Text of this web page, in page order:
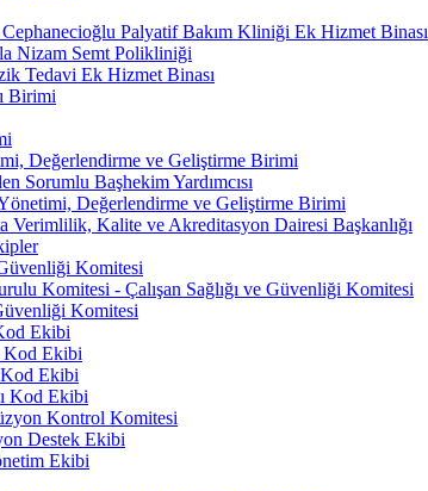
Palyatif Bakım Kliniği Ek Hizmet Binası
Nizam Semt Polikliniği
Tedavi Ek Hizmet Binası
Birimi
Değerlendirme ve Geliştirme Birimi
Sorumlu Başhekim Yardımcısı
Değerlendirme ve Geliştirme Birimi
Verimlilik, Kalite ve Akreditasyon Dairesi Başkanlığı
Komitesi
Komitesi - Çalışan Sağlığı ve Güvenliği Komitesi
Komitesi
Ekibi
Kod Ekibi
Ekibi
Kod Ekibi
Kontrol Komitesi
Destek Ekibi
Ekibi